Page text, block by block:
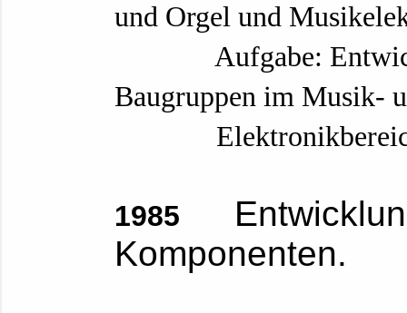
und Orgel und
Aufgabe:
Baugruppen im
Elektronikbereich
1985
Komponenten.